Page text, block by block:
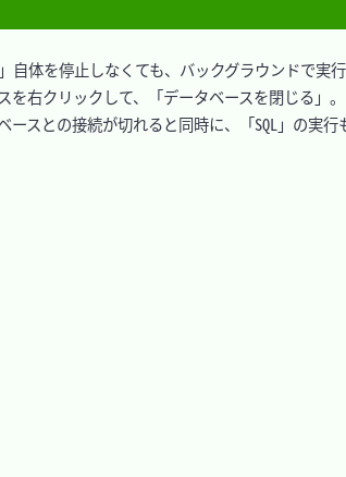
自体を停止しなくても、バックグラウンドで実
右クリックして、「データベースを閉じる」。
スとの接続が切れると同時に、「SQL」の実行